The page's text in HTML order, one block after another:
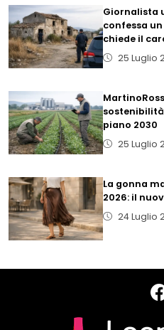
Giornalista
confessa
chiede il
25 Luglio
piano 2030
25 Luglio
La gonna
2026: il
24 Luglio